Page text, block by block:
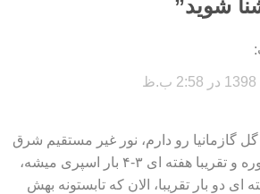
شوید”
گازمانیا رو دارم، نور غیر مستقیم شرق
بهش میخوره و تقریبا هفته ای ۳-۴ بار اسپری میشه،
ای دو بار تقریبا، الان که تابستونه بهش